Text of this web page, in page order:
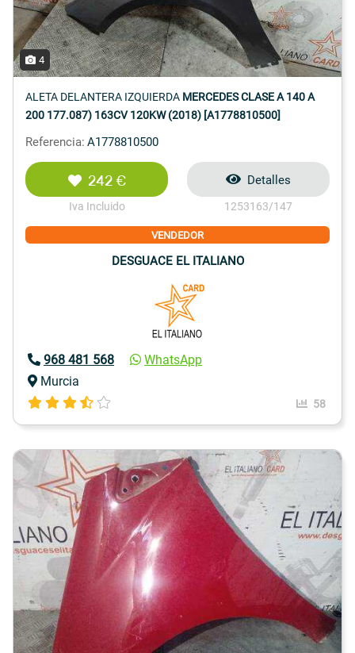
4
ALETA DELANTERA IZQUIERDA MERCEDES CLASE A 140 A
200 177.087) 163CV 120KW (2018) [A1778810500]
Referencia: A1778810500
242 €
Iva Incluido
Detalles
1253163/147
VENDEDOR
DESGUACE EL ITALIANO
968 481 568
WhatsApp
Murcia
58